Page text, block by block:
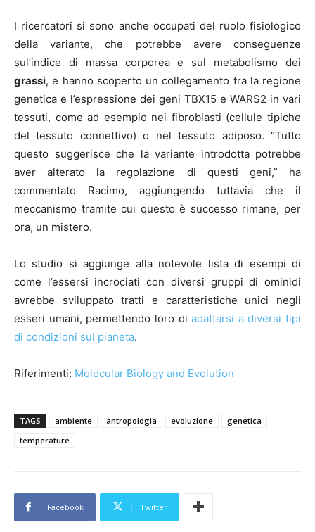
I ricercatori si sono anche occupati del ruolo fisiologico
della variante, che potrebbe avere conseguenze
sul’indice di massa corporea e sul metabolismo dei
grassi, e hanno scoperto un collegamento tra la regione
genetica e l’espressione dei geni TBX15 e WARS2 in vari
tessuti, come ad esempio nei fibroblasti (cellule tipiche
del tessuto connettivo) o nel tessuto adiposo. “Tutto
questo suggerisce che la variante introdotta potrebbe
aver alterato la regolazione di questi geni,” ha
commentato Racimo, aggiungendo tuttavia che il
meccanismo tramite cui questo è successo rimane, per
ora, un mistero.
Lo studio si aggiunge alla notevole lista di esempi di
come l’essersi incrociati con diversi gruppi di ominidi
avrebbe sviluppato tratti e caratteristiche unici negli
esseri umani, permettendo loro diadattarsi a diversi tipi
di condizioni sul pianeta.
Riferimenti: Molecular Biology and Evolution
TAGS ambiente antropologia evoluzione
genetica
temperature
Facebook Twitter